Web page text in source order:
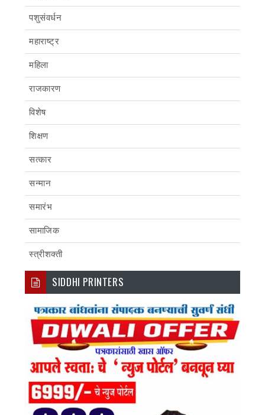
पशुसंवर्धन
महाराष्ट्र
महिला
राजकारण
विशेष
शिक्षण
सत्कार
सन्मान
समारंभ
सामाजिक
स्त्रीशक्ती
SIDDHI PRINTERS